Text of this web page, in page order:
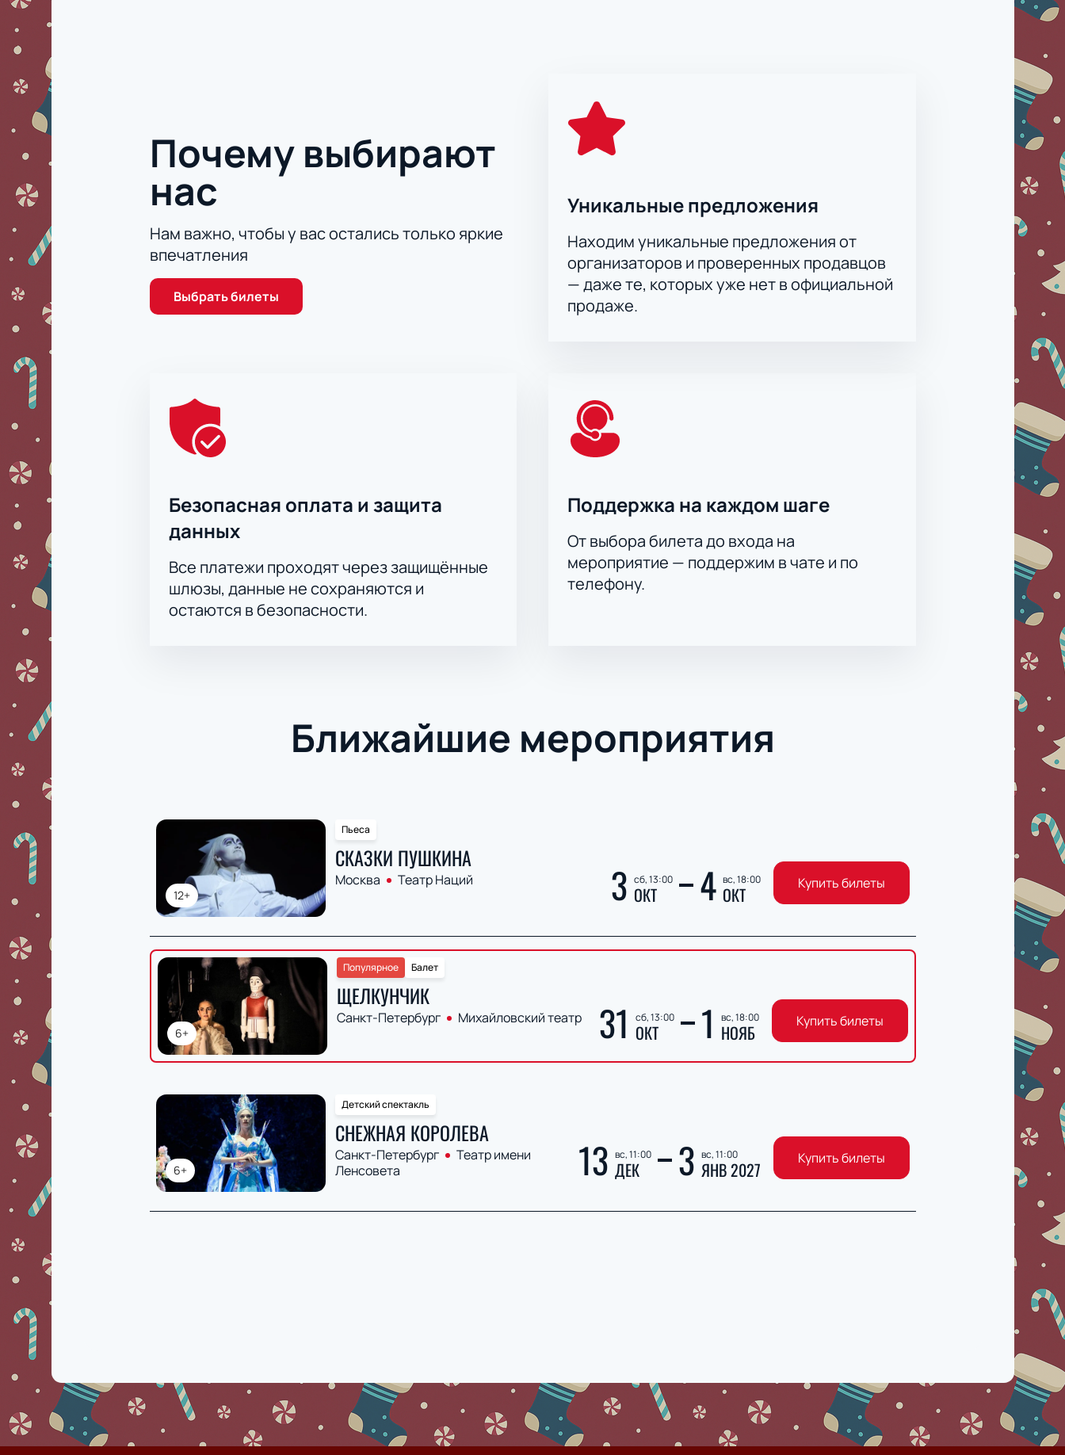
Почему выбирают
нас
Нам важно, чтобы у вас остались только яркие
впечатления
Выбрать билеты
Уникальные предложения
Находим уникальные предложения от
организаторов и проверенных продавцов
— даже те, которых уже нет в официальной
продаже.
Безопасная оплата и защита
данных
Все платежи проходят через защищённые
шлюзы, данные не сохраняются и
остаются в безопасности.
Поддержка на каждом шаге
От выбора билета до входа на
мероприятие — поддержим в чате и по
телефону.
Ближайшие мероприятия
12+
Пьеса
СКАЗКИ ПУШКИНА
Москва Театр Наций 3 сб, 13:00
ОКТ 4 вс, 18:00
ОКТ Купить билеты
6+
Балет
Популярное
ЩЕЛКУНЧИК
Санкт-Петербург Михайловский театр 31 сб, 13:00
ОКТ 1 вс, 18:00
НОЯБ Купить билеты
6+
Детский спектакль
СНЕЖНАЯ КОРОЛЕВА
Санкт-Петербург
Театр имени
Ленсовета
13 вс, 11:00
ДЕК 3 вс, 11:00
ЯНВ 2027 Купить билеты